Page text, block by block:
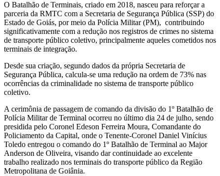
O Batalhão de Terminais, criado em 2018, nasceu para reforçar a
parceria da RMTC com a Secretaria de Segurança Pública (SSP) do
Estado de Goiás, por meio da Polícia Militar (PM), contribuindo
significativamente com a redução nos registros de crimes no sistema
de transporte público coletivo, principalmente aqueles cometidos nos
terminais de integração.
Desde sua criação, segundo dados da própria Secretaria de
Segurança Pública, calcula-se uma redução na ordem de 73% nas
ocorrências da criminalidade no sistema de transporte público
coletivo.
A cerimônia de passagem de comando da divisão do 1º Batalhão de
Polícia Militar de Terminal ocorreu no último dia 24 de julho, sendo
presidida pelo Coronel Edeson Ferreira Moura, Comandante do
Policiamento da Capital, onde o Tenente-Coronel Daniel Vinícius
Toledo entregou o comando do 1º Batalhão de Terminal ao Major
Anderson de Oliveira, visando dar continuidade ao excelente
trabalho realizado nos terminais do transporte público da Região
Metropolitana de Goiânia.